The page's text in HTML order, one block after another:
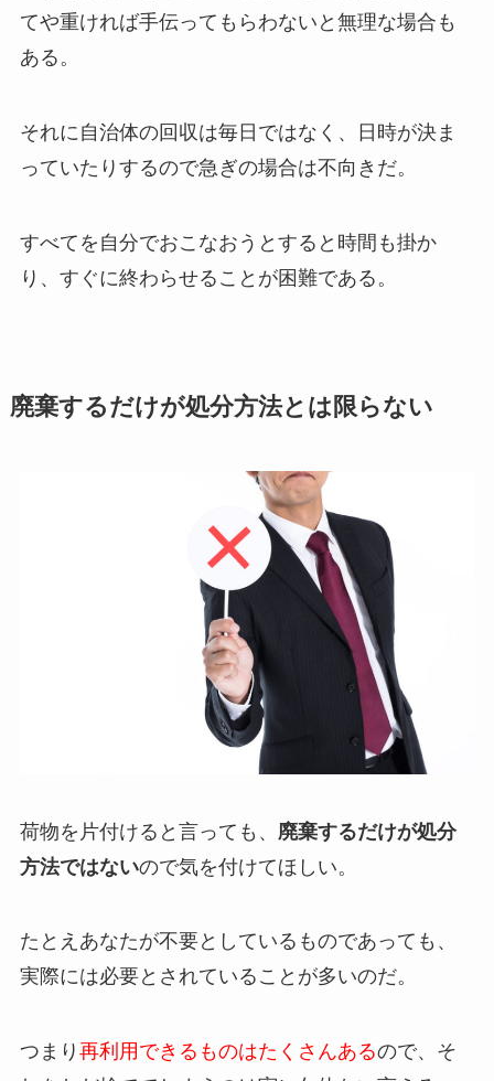
てや重ければ手伝ってもらわないと無理な場合も
ある。
それに自治体の回収は毎日ではなく、日時が決ま
っていたりするので急ぎの場合は不向きだ。
すべてを自分でおこなおうとすると時間も掛か
り、すぐに終わらせることが困難である。
廃棄するだけが処分方法とは限らない
荷物を片付けると言っても、 廃棄するだけが処分
方法ではないので気を付けてほしい。
たとえあなたが不要としているものであっても、
実際には必要とされていることが多いのだ。
つまり 再利用できるものはたくさんあるので、そ